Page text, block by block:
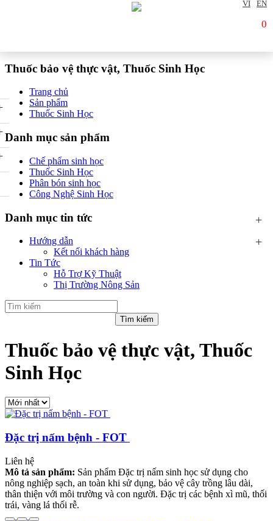
VI EN
0
Thuốc bảo vệ thực vật, Thuốc Sinh Học
Trang chủ
Sản phẩm
Thuốc Sinh Học
Danh mục sản phẩm
Chế phẩm sinh học
Thuốc Sinh Học
Phân bón sinh học
Công Nghệ Sinh Học
Danh mục tin tức
Hướng dẫn
+
Kết nối khách hàng
Tin Tức
+
Hỗ Trợ Kỹ Thuật
Thị Trường Nông Sản
Thuốc bảo vệ thực vật, Thuốc
Sinh Học
Đặc trị nấm bệnh - FOT
Liên hệ
Mô tả sản phẩm: Sản phẩm Đặc trị nấm sinh học sử dụng cho
nông nghiệp sạch, an toàn khi sử dụng, bảo vệ cây trồng lâu dài,
thân thiện với môi trường và con người. Đặc trị các bệnh xì mũ, thối
trái, vàng lá thối rễ.